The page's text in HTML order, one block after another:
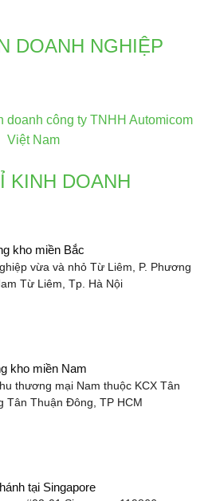
DOANH NGHIỆP
doanh công ty TNHH Automicom
Việt Nam
KINH DOANH
kho miền Bắc
vừa và nhỏ Từ Liêm, P. Phương
Từ Liêm, Tp. Hà Nội
kho miền Nam
thương mại Nam thuộc KCX Tân
Tân Thuận Đông, TP HCM
tại Singapore